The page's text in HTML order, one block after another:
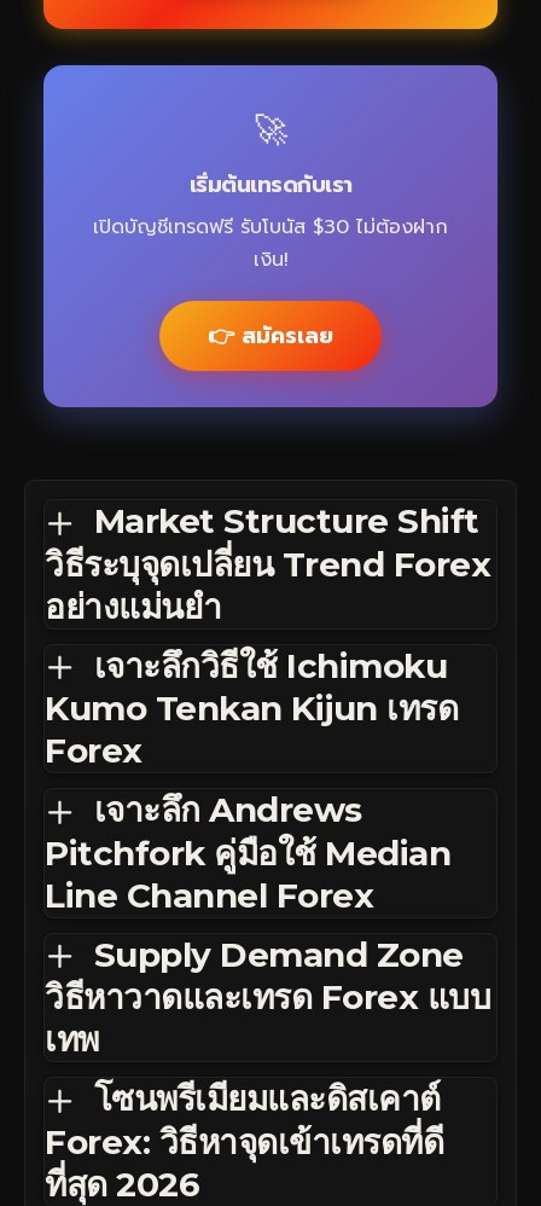
🚀
เริ่มต้นเทรดกับเรา
เปิดบัญชีเทรดฟรี รับโบนัส $30 ไม่ต้องฝาก
เงิน!
👉 สมัครเลย
Market Structure Shift
วิธีระบุจุดเปลี่ยน Trend Forex
อย่างแม่นยำ
เจาะลึกวิธีใช้ Ichimoku
Kumo Tenkan Kijun เทรด
Forex
เจาะลึก Andrews
Pitchfork คู่มือใช้ Median
Line Channel Forex
Supply Demand Zone
วิธีหาวาดและเทรด Forex แบบ
เทพ
โซนพรีเมียมและดิสเคาต์
Forex: วิธีหาจุดเข้าเทรดที่ดี
ที่สุด 2026